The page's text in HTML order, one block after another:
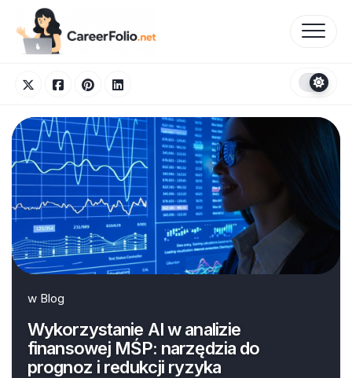
content
w Blog
Wykorzystanie AI w analizie
finansowej MŚP: narzędzia do
prognoz i redukcji ryzyka